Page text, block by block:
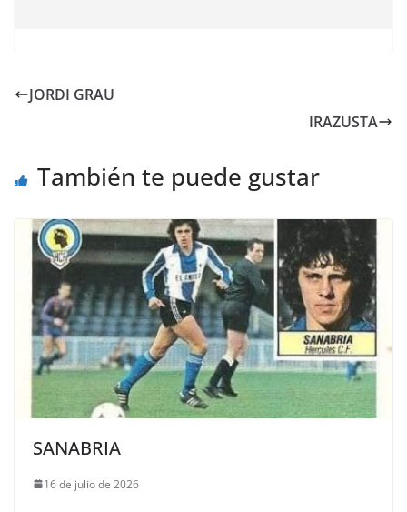
JORDI GRAU
IRAZUSTA
También te puede gustar
SANABRIA
16 de julio de 2026